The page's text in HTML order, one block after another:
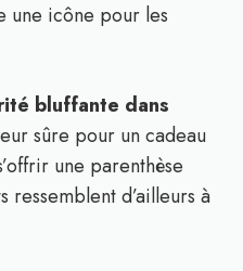
une icône pour les
bluffante dans
sûre pour un cadeau
une parenthèse
ressemblent d’ailleurs à